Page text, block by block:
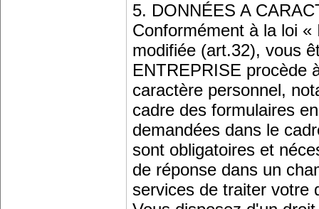
5. DONNÉES A
Conformément à la loi
modifiée (art.32), vous
ENTREPRISE procède
caractère personnel,
cadre des formulaires
demandées dans le
sont obligatoires et
de réponse dans un
services de traiter votre